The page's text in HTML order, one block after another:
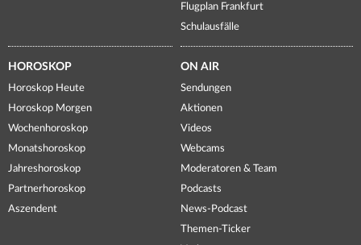
Flugplan Frankfurt
Schulausfälle
HOROSKOP
Horoskop Heute
Horoskop Morgen
Wochenhoroskop
Monatshoroskop
Jahreshoroskop
Partnerhoroskop
Aszendent
ON AIR
Sendungen
Aktionen
Videos
Webcams
Moderatoren & Team
Podcasts
News-Podcast
Themen-Ticker